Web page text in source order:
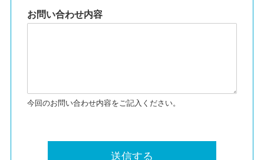
お問い合わせ内容
今回のお問い合わせ内容をご記入ください。
送信する